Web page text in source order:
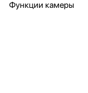
Функции камеры